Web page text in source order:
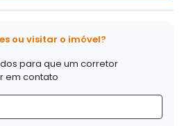
ou visitar o imóvel?
para que um corretor
em contato